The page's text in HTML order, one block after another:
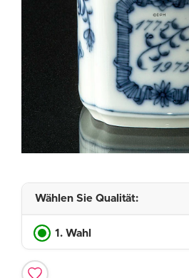
Wählen Sie Qualität:
1. Wahl